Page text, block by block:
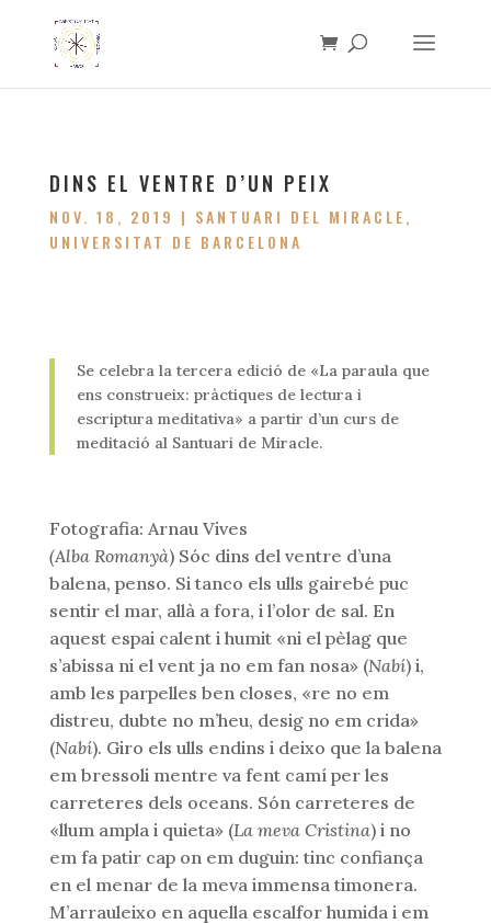
DINS EL VENTRE D’UN PEIX
NOV. 18, 2019 | SANTUARI DEL MIRACLE,
UNIVERSITAT DE BARCELONA
Se celebra la tercera edició de «La paraula que
ens construeix: pràctiques de lectura i
escriptura meditativa» a partir d’un curs de
meditació al Santuari de Miracle.
Fotografia: Arnau Vives
(Alba Romanyà) Sóc dins del ventre d’una
balena, penso. Si tanco els ulls gairebé puc
sentir el mar, allà a fora, i l’olor de sal. En
aquest espai calent i humit «ni el pèlag que
s’abissa ni el vent ja no em fan nosa» (Nabí) i,
amb les parpelles ben closes, «re no em
distreu, dubte no m’heu, desig no em crida»
(Nabí). Giro els ulls endins i deixo que la balena
em bressoli mentre va fent camí per les
carreteres dels oceans. Són carreteres de
«llum ampla i quieta» (La meva Cristina) i no
em fa patir cap on em duguin: tinc confiança
en el menar de la meva immensa timonera.
M’arrauleixo en aquella escalfor humida i em